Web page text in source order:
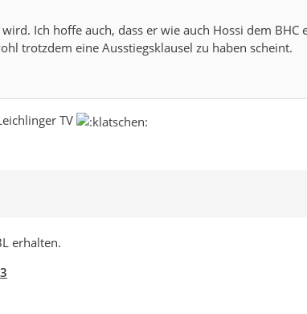
Ich hoffe auch, dass er wie auch Hossi dem
trotzdem eine Ausstiegsklausel zu haben scheint.
TV
erhalten.